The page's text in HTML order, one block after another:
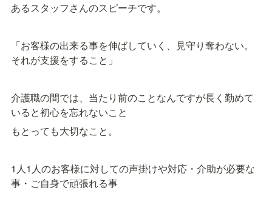
あるスタッフさんのスピーチです。
「お客様の出来る事を伸ばしていく、見守り奪わない。
それが支援をすること」
介護職の間では、当たり前のことなんですが長く勤めて
いると初心を忘れないこと
もとっても大切なこと。
1人1人のお客様に対しての声掛けや対応・介助が必要な
事・ご自身で頑張れる事